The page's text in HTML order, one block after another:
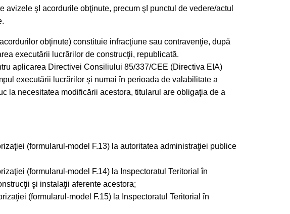
avizele şI acordurile obţinute, precum şI punctul de vedere/actul
obţinute) constituie infracţiune sau contravenţie, după
executării lucrărilor de construcţii, republicată.
aplicarea Directivei Consiliului 85/337/CEE (Directiva EIA)
executării lucrărilor şi numai în perioada de valabilitate a
la necesitatea modificării acestora, titularul are obligaţia de a
(formularul-model F.13) la autoritatea administraţiei publice
(formularul-model F.14) la Inspectoratul Teritorial în
şi instalaţii aferente acestora;
(formularul-model F.15) la Inspectoratul Teritorial în